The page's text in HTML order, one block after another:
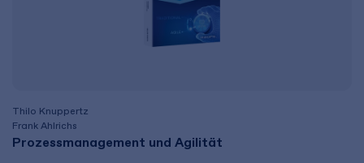
Thilo Knuppertz
Frank Ahlrichs
Prozessmanagement und Agilität